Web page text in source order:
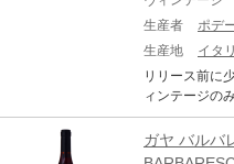
高水準のワイ
プ生産者の地
面積は110haに及びます。 ～
なテロワールが生み
威あるワイン
ヴァは、偉大
生産者
ポデ
生産地
イタ
リリース前に
ィンテージのみ
アルド・コン
モ・コンテル
ジョヴァンニ
ガヤ バルバ